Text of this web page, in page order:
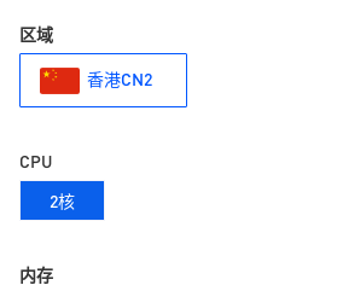
区域
香港CN2
CPU
2核
内存